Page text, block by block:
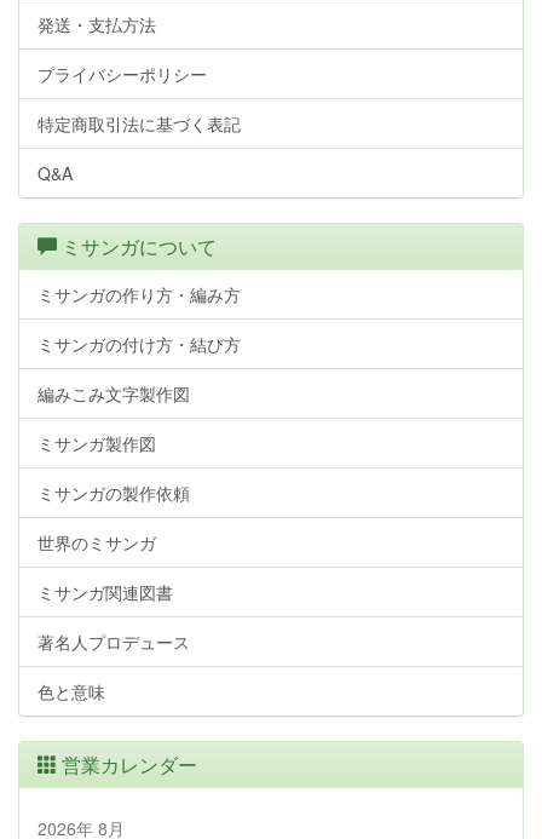
発送・支払方法
プライバシーポリシー
特定商取引法に基づく表記
Q&A
ミサンガについて
ミサンガの作り方・編み方
ミサンガの付け方・結び方
編みこみ文字製作図
ミサンガ製作図
ミサンガの製作依頼
世界のミサンガ
ミサンガ関連図書
著名人プロデュース
色と意味
営業カレンダー
2026年 8月